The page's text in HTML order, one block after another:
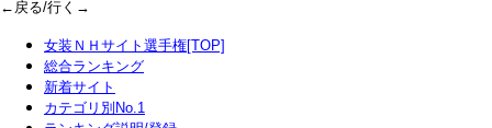
←戻る/行く→
女装ＮＨサイト選手権[TOP]
総合ランキング
新着サイト
カテゴリ別No.1